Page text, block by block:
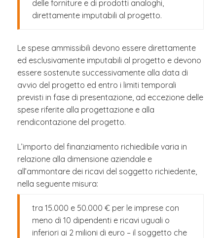
delle forniture e di prodotti analoghi,
direttamente imputabili al progetto.
Le spese ammissibili devono essere direttamente
ed esclusivamente imputabili al progetto e devono
essere sostenute successivamente alla data di
avvio del progetto ed entro i limiti temporali
previsti in fase di presentazione, ad eccezione delle
spese riferite alla progettazione e alla
rendicontazione del progetto.
L’importo del finanziamento richiedibile varia in
relazione alla dimensione aziendale e
all’ammontare dei ricavi del soggetto richiedente,
nella seguente misura:
tra 15.000 e 50.000 € per le imprese con
meno di 10 dipendenti e ricavi uguali o
inferiori ai 2 milioni di euro – il soggetto che